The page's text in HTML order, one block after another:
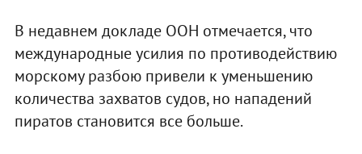
В недавнем докладе ООН отмечается, что
международные усилия по противодействию
морскому разбою привели к уменьшению
количества захватов судов, но нападений
пиратов становится все больше.